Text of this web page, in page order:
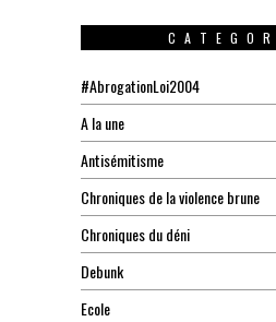
#AbrogationLoi2004
A la une
Antisémitisme
Chroniques de la violence brune
Chroniques du déni
Debunk
Ecole